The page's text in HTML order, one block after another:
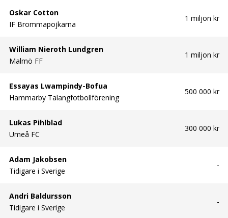
Oskar Cotton
IF Brommapojkarna
1 miljon kr
William Nieroth Lundgren
Malmö FF
1 miljon kr
Essayas Lwampindy-Bofua
Hammarby Talangfotbollförening
500 000 kr
Lukas Pihlblad
Umeå FC
300 000 kr
Adam Jakobsen
Tidigare i Sverige
-
Andri Baldursson
Tidigare i Sverige
-